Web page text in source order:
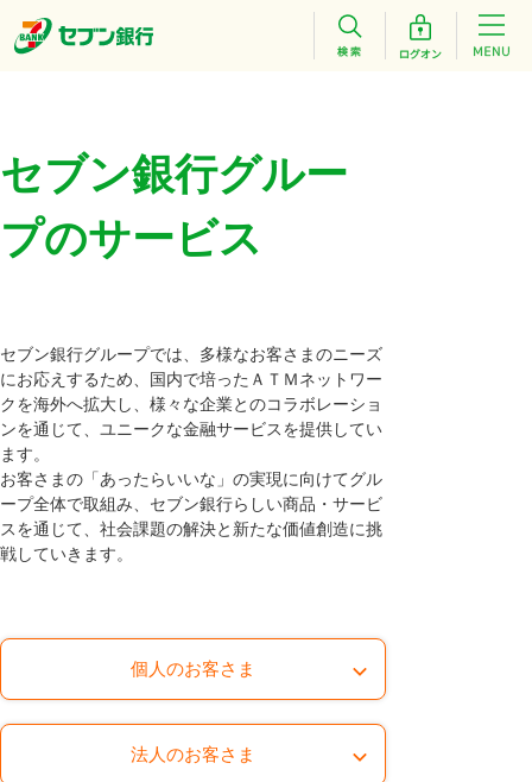
セブン銀行グルー
プのサービス
セブン銀行グループでは、多様なお客さまのニーズ
にお応えするため、国内で培ったＡＴＭネットワー
クを海外へ拡大し、様々な企業とのコラボレーショ
ンを通じて、ユニークな金融サービスを提供してい
ます。
お客さまの「あったらいいな」の実現に向けてグル
ープ全体で取組み、セブン銀行らしい商品・サービ
スを通じて、社会課題の解決と新たな価値創造に挑
戦していきます。
個人のお客さま
法人のお客さま